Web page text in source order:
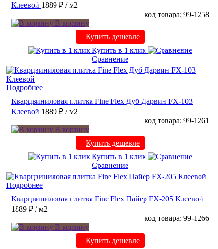
Клеевой 1889 ₽ / м2
код товара: 99-1258
В корзину
Купить дешевле
Купить в 1 клик
Сравнение
Подробнее
Кварцвиниловая плитка Fine Flex Дуб Дарвин FX-103
Клеевой 1889 ₽ / м2
код товара: 99-1261
В корзину
Купить дешевле
Купить в 1 клик
Сравнение
Подробнее
Кварцвиниловая плитка Fine Flex Пайер FX-205 Клеевой
1889 ₽ / м2
код товара: 99-1266
В корзину
Купить дешевле